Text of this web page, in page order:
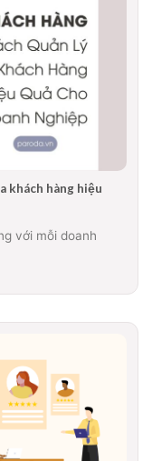
khách hàng hiệu
với mỗi doanh